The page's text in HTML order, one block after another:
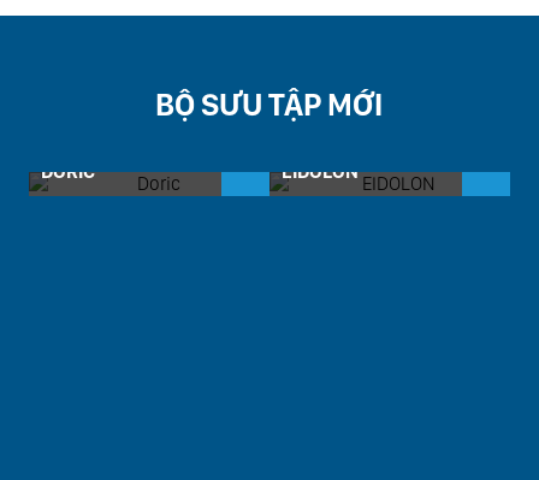
BỘ SƯU TẬP MỚI
DORIC EIDOLON